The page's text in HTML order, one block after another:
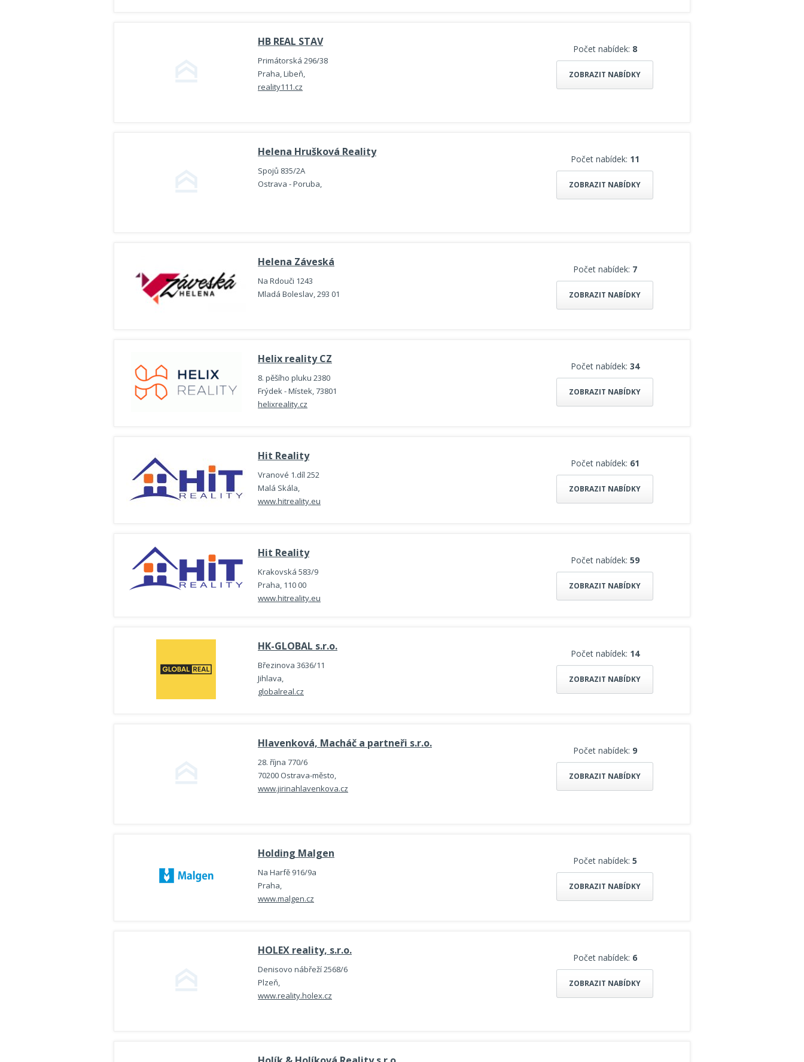
HB REAL STAV
Primátorská 296/38
Praha, Libeň,
reality111.cz
Počet nabídek: 8
ZOBRAZIT NABÍDKY
Helena Hrušková Reality
Spojů 835/2A
Ostrava - Poruba,
Počet nabídek: 11
ZOBRAZIT NABÍDKY
Helena Záveská
Na Rdouči 1243
Mladá Boleslav, 293 01
Počet nabídek: 7
ZOBRAZIT NABÍDKY
Helix reality CZ
8. pěšího pluku 2380
Frýdek - Místek, 73801
helixreality.cz
Počet nabídek: 34
ZOBRAZIT NABÍDKY
Hit Reality
Vranové 1.díl 252
Malá Skála,
www.hitreality.eu
Počet nabídek: 61
ZOBRAZIT NABÍDKY
Hit Reality
Krakovská 583/9
Praha, 110 00
www.hitreality.eu
Počet nabídek: 59
ZOBRAZIT NABÍDKY
HK-GLOBAL s.r.o.
Březinova 3636/11
Jihlava,
globalreal.cz
Počet nabídek: 14
ZOBRAZIT NABÍDKY
Hlavenková, Macháč a partneři s.r.o.
28. října 770/6
70200 Ostrava-město,
www.jirinahlavenkova.cz
Počet nabídek: 9
ZOBRAZIT NABÍDKY
Holding Malgen
Na Harfě 916/9a
Praha,
www.malgen.cz
Počet nabídek: 5
ZOBRAZIT NABÍDKY
HOLEX reality, s.r.o.
Denisovo nábřeží 2568/6
Plzeň,
www.reality.holex.cz
Počet nabídek: 6
ZOBRAZIT NABÍDKY